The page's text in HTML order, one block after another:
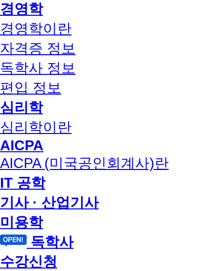
경영학
경영학이란
자격증 정보
독학사 정보
편입 정보
심리학
심리학이란
AICPA
AICPA (미국공인회계사)란
IT 공학
기사 · 산업기사
미용학
독학사
수강신청